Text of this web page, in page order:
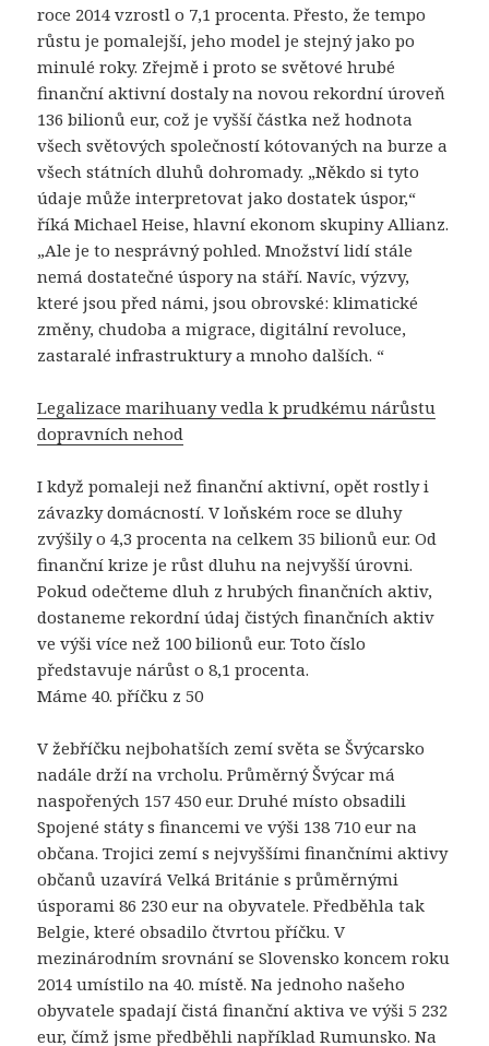
roce 2014 vzrostl o 7,1 procenta. Přesto, že tempo
růstu je pomalejší, jeho model je stejný jako po
minulé roky. Zřejmě i proto se světové hrubé
finanční aktivní dostaly na novou rekordní úroveň
136 bilionů eur, což je vyšší částka než hodnota
všech světových společností kótovaných na burze a
všech státních dluhů dohromady. „Někdo si tyto
údaje může interpretovat jako dostatek úspor,“
říká Michael Heise, hlavní ekonom skupiny Allianz.
„Ale je to nesprávný pohled. Množství lidí stále
nemá dostatečné úspory na stáří. Navíc, výzvy,
které jsou před námi, jsou obrovské: klimatické
změny, chudoba a migrace, digitální revoluce,
zastaralé infrastruktury a mnoho dalších. “
Legalizace marihuany vedla k prudkému nárůstu
dopravních nehod
I když pomaleji než finanční aktivní, opět rostly i
závazky domácností. V loňském roce se dluhy
zvýšily o 4,3 procenta na celkem 35 bilionů eur. Od
finanční krize je růst dluhu na nejvyšší úrovni.
Pokud odečteme dluh z hrubých finančních aktiv,
dostaneme rekordní údaj čistých finančních aktiv
ve výši více než 100 bilionů eur. Toto číslo
představuje nárůst o 8,1 procenta.
Máme 40. příčku z 50
V žebříčku nejbohatších zemí světa se Švýcarsko
nadále drží na vrcholu. Průměrný Švýcar má
naspořených 157 450 eur. Druhé místo obsadili
Spojené státy s financemi ve výši 138 710 eur na
občana. Trojici zemí s nejvyššími finančními aktivy
občanů uzavírá Velká Británie s průměrnými
úsporami 86 230 eur na obyvatele. Předběhla tak
Belgie, které obsadilo čtvrtou příčku. V
mezinárodním srovnání se Slovensko koncem roku
2014 umístilo na 40. místě. Na jednoho našeho
obyvatele spadají čistá finanční aktiva ve výši 5 232
eur, čímž jsme předběhli například Rumunsko. Na